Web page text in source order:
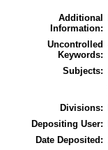
Additional
Information:
Uncontrolled
Keywords:
Subjects:
Divisions:
Depositing User:
Date Deposited: